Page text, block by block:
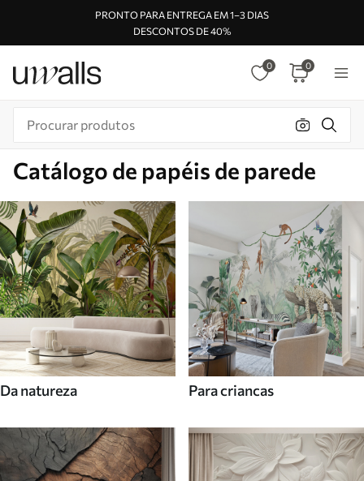
PRONTO PARA ENTREGA EM 1–3 DIAS
DESCONTOS DE 40%
0 0
Catálogo de papéis de parede
Da natureza Para criancas